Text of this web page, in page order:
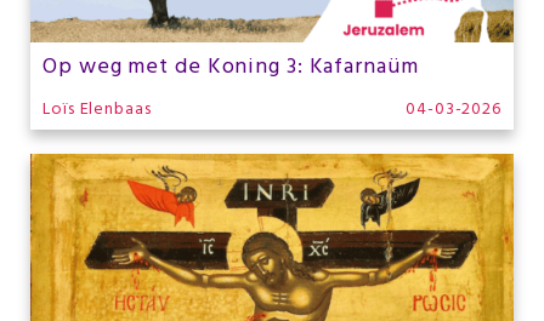
Op weg met de Koning 3: Kafarnaüm
Loïs Elenbaas 04-03-2026